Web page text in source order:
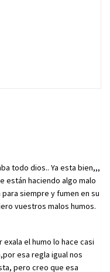
todo dios.. Ya esta bien,,,
están haciendo algo malo
siempre y fumen en su
vuestros malos humos.
el humo lo hace casi
esa regla igual nos
pero creo que esa